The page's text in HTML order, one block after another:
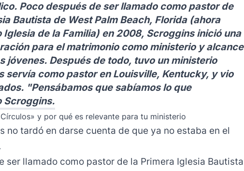
Poco después de ser llamado como pastor de
Bautista de West Palm Beach, Florida (ahora
Iglesia de la Familia) en 2008, Scroggins inició una
para el matrimonio como ministerio y alcance
jóvenes. Después de todo, tuvo un ministerio
servía como pastor en Louisville, Kentucky, y vio
"Pensábamos que sabíamos lo que
Scroggins.
y por qué es relevante para tu ministerio
no tardó en darse cuenta de que ya no estaba en el
ser llamado como pastor de la Primera Iglesia Bautista